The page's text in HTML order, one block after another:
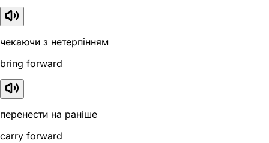
чекаючи з нетерпінням
bring forward
перенести на раніше
carry forward